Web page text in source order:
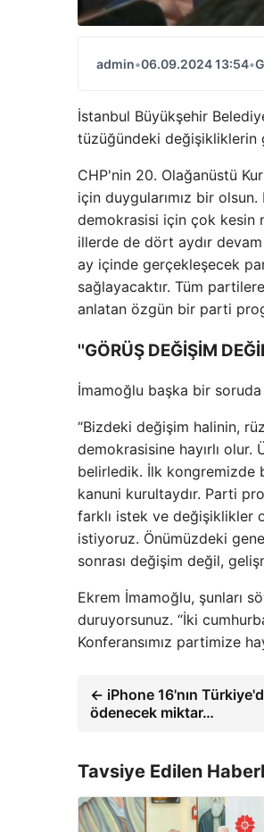
admin•06.09.2024 13:54•
İstanbul Büyükşehir
tüzüğündeki değişikliklerin
CHP'nin 20. Olağanüstü
için duygularımız bir
demokrasisi için çok kesin
illerde de dört aydır
ay içinde gerçekleşecek
sağlayacaktır. Tüm
anlatan özgün bir parti
''GÖRÜŞ DEĞİŞİM
İmamoğlu başka bir
“Bizdeki değişim halinin,
demokrasisine hayırlı
belirledik. İlk kongremizde
kanuni kurultaydır. Parti
farklı istek ve değişiklikler
istiyoruz. Önümüzdeki
sonrası değişim değil,
Ekrem İmamoğlu, şunları
duruyorsunuz. “İki
Konferansımız partimize
← iPhone 16'nın
ödenecek miktar…
Tavsiye Edilen